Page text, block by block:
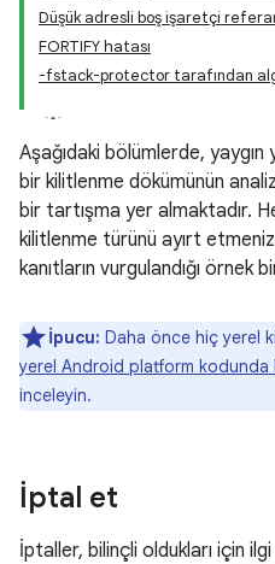
Düşük adresli boş işaretçi
FORTIFY hatası
-fstack-protector tarafından
Aşağıdaki bölümlerde,
bir kilitlenme dökümünün
bir tartışma yer almaktadır.
kilitlenme türünü ayırt
kanıtların vurgulandığı örnek
İpucu: Daha önce hiç yerel
yerel Android platform kodunda
inceleyin.
İptal et
İptaller, bilinçli oldukları için